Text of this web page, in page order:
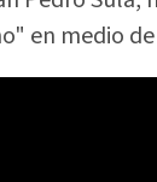
en medio